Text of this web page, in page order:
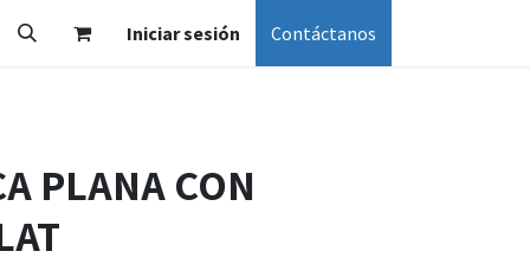
Iniciar sesión Contáctanos
PLANA CON